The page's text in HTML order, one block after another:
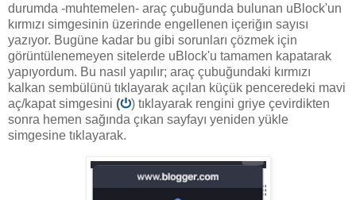
durumda -muhtemelen- araç çubuğunda bulunan uBlock'un
kırmızı simgesinin üzerinde engellenen içeriğın sayısı
yazıyor. Bugüne kadar bu gibi sorunları çözmek için
görüntülenemeyen sitelerde uBlock'u tamamen kapatarak
yapıyordum. Bu nasıl yapılır; araç çubuğundaki kırmızı
kalkan sembülünü tıklayarak açılan küçük penceredeki mavi
aç/kapat simgesini (⏻) tıklayarak rengini griye çevirdikten
sonra hemen sağında çıkan sayfayı yeniden yükle
simgesine tıklayarak.